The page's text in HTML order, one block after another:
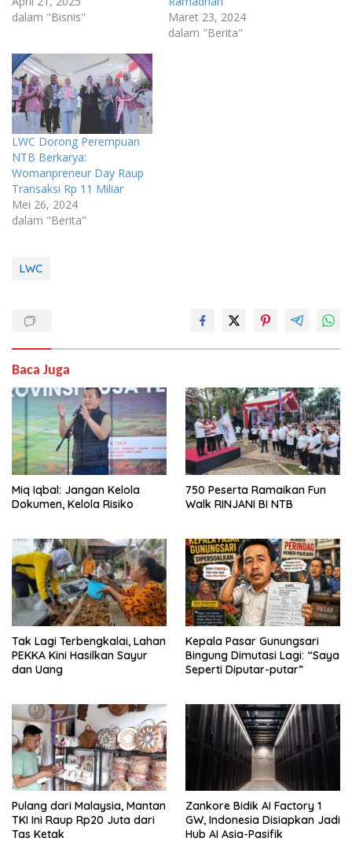
dalam "Bisnis"
Maret 23, 2024
dalam "Berita"
LWC Dorong Perempuan
NTB Berkarya:
Womanpreneur Day Raup
Transaksi Rp 11 Miliar
Mei 26, 2024
dalam "Berita"
LWC
Baca Juga
Miq Iqbal: Jangan Kelola
Dokumen, Kelola Risiko
750 Peserta Ramaikan Fun
Walk RINJANI BI NTB
Tak Lagi Terbengkalai, Lahan
PEKKA Kini Hasilkan Sayur
dan Uang
Kepala Pasar Gunungsari
Bingung Dimutasi Lagi: “Saya
Seperti Diputar-putar”
Pulang dari Malaysia, Mantan
TKI Ini Raup Rp20 Juta dari
Tas Ketak
Zankore Bidik AI Factory 1
GW, Indonesia Disiapkan Jadi
Hub AI Asia-Pasifik